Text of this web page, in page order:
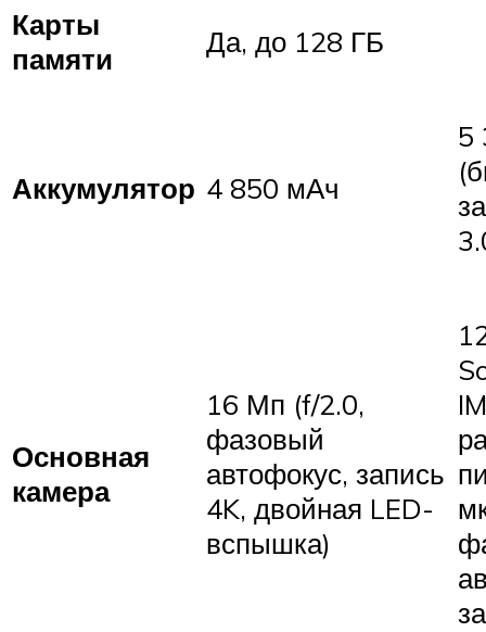
Карты
памяти
Да, до 128 ГБ
Аккумулятор 4 850 мАч
5
Основная
камера
16 Мп (f/2.0,
фазовый
автофокус, запись
4K, двойная LED-
вспышка)